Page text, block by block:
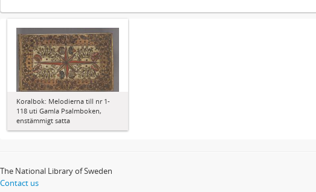
Koralbok: Melodierna till nr 1-
118 uti Gamla Psalmboken,
enstämmigt satta
The National Library of Sweden
Contact us